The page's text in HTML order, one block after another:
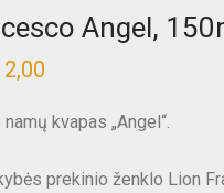
Angel,
kvapas „Angel“.
prekinio ženklo Lion